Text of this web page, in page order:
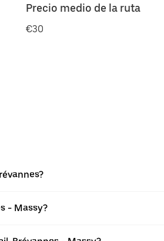
Precio medio de la ruta
€30
- Massy?